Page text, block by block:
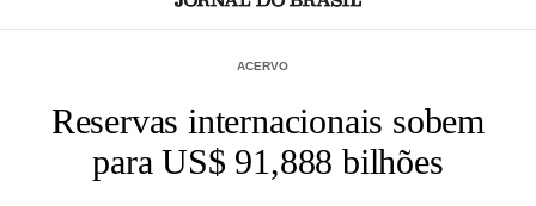
ACERVO
Reservas internacionais sobem
para US$ 91,888 bilhões